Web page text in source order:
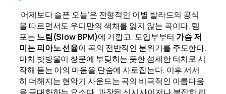
‘어제보다 슬픈 오늘’은 전형적인 이별 발라드의 공식
을 따르면서도 우디만의 색채를 잃지 않는 곡이다. 템
포는 느림(Slow BPM)에 가깝고, 도입부부터 가슴 저
미는 피아노 선율이 곡의 전반적인 분위기를 주도한다.
마치 빗방울이 창문에 부딪히는 듯한 섬세한 터치로 시
작해 듣는 이의 마음을 단숨에 사로잡는다. 이후 서서
히 더해지는 현악기 사운드는 곡의 비극적인 아름다움